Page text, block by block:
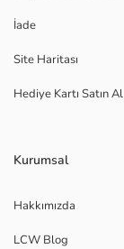
İade
Site Haritası
Hediye Kartı Satın Al
Kurumsal
Hakkımızda
LCW Blog